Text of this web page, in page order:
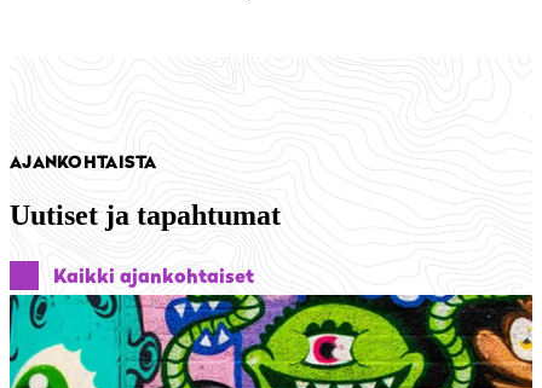
AJANKOHTAISTA
Uutiset ja tapahtumat
Kaikki ajankohtaiset